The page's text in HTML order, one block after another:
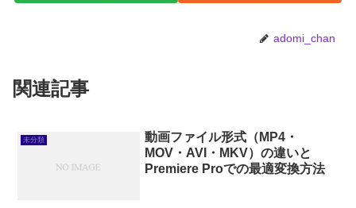
adomi_chan
関連記事
未分類
動画ファイル形式（MP4・
MOV・AVI・MKV）の違いと
Premiere Proでの最適変換方法